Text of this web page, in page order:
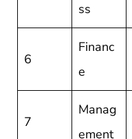
ss
6
Financ
e
7
Manag
ement